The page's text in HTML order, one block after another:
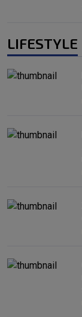
LIFESTYLE